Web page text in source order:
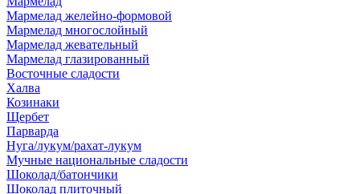
Мармелад желейно-формовой
Мармелад многослойный
Мармелад жевательный
Мармелад глазированный
Восточные сладости
Халва
Козинаки
Щербет
Парварда
Нуга/лукум/рахат-лукум
Мучные национальные сладости
Шоколад/батончики
Шоколад плиточный